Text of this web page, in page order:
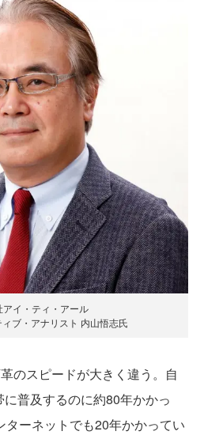
アイ・ティ・アール
ブ・アナリスト 内山悟志氏
のスピードが大きく違う。自
普及するのに約80年かかっ
ターネットでも20年かかってい